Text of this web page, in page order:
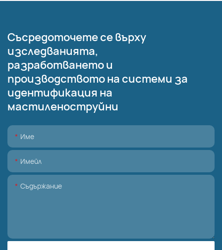
Съсредоточете се върху
изследванията,
разработването и
производството на системи за
идентификация на
мастиленоструйни
Име
Имейл
Съдържание